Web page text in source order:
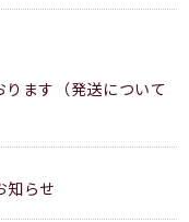
ます（発送について
知らせ